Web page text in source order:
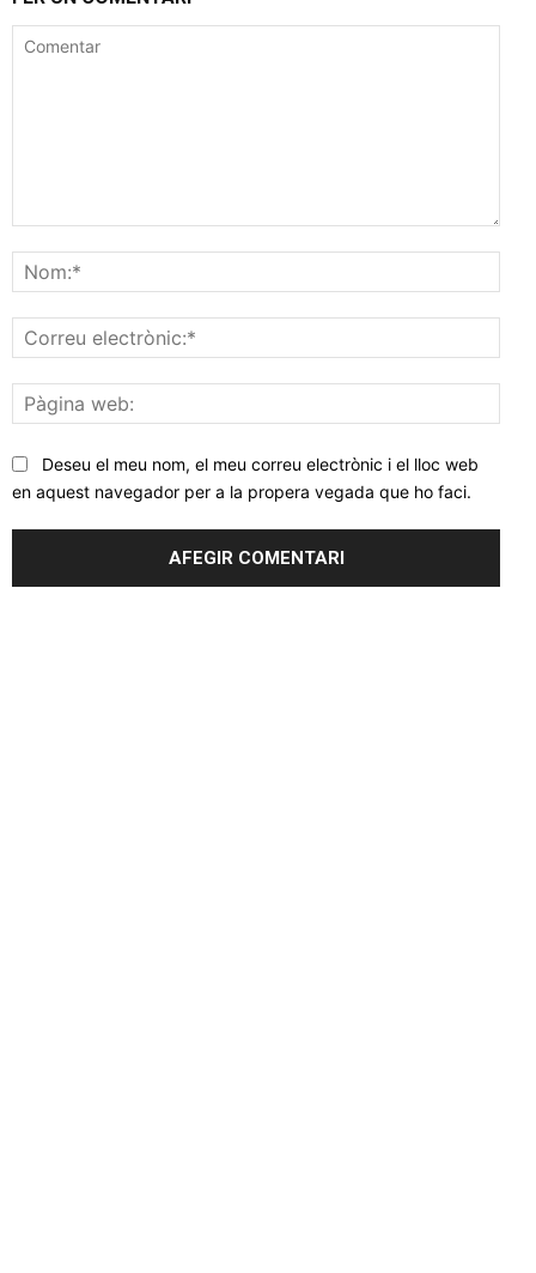
web:
Deseu el meu nom, el meu correu electrònic i el lloc web
en aquest navegador per a la propera vegada que ho faci.